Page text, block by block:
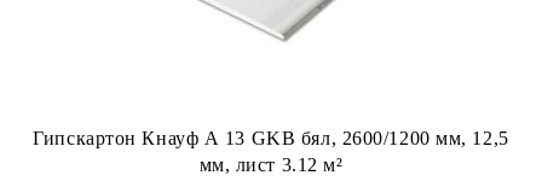
Гипскартон Кнауф А 13 GKB бял, 2600/1200 мм, 12,5
мм, лист 3.12 м²